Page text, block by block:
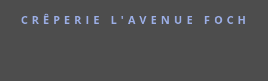
CRÊPERIE L'AVENUE FOCH